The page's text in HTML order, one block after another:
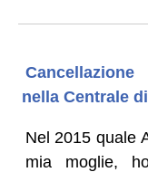
nella Centrale
Nel 2015 quale
mia moglie,